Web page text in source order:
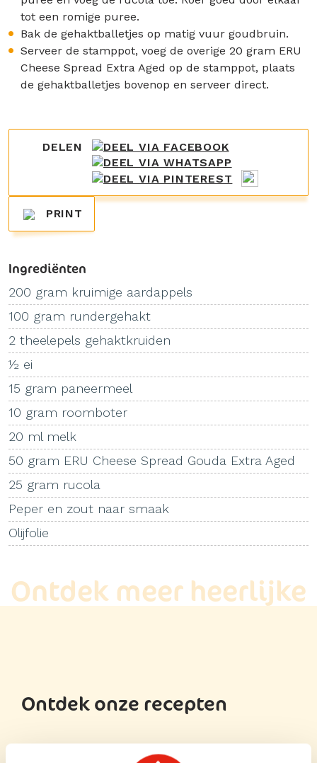
tot een romige puree.
Bak de gehaktballetjes op matig vuur goudbruin.
Serveer de stamppot, voeg de overige 20 gram ERU
Cheese Spread Extra Aged op de stamppot, plaats
de gehaktballetjes bovenop en serveer direct.
DELEN
PRINT
Ingrediënten
200 gram kruimige aardappels
100 gram rundergehakt
2 theelepels gehaktkruiden
½ ei
15 gram paneermeel
10 gram roomboter
20 ml melk
50 gram ERU Cheese Spread Gouda Extra Aged
25 gram rucola
Peper en zout naar smaak
Olijfolie
Ontdek meer heerlijke
recepten
Ontdek onze recepten